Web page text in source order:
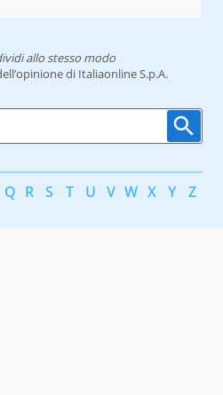
allo stesso modo
di Italiaonline S.p.A.
Q R S T U V W X Y Z